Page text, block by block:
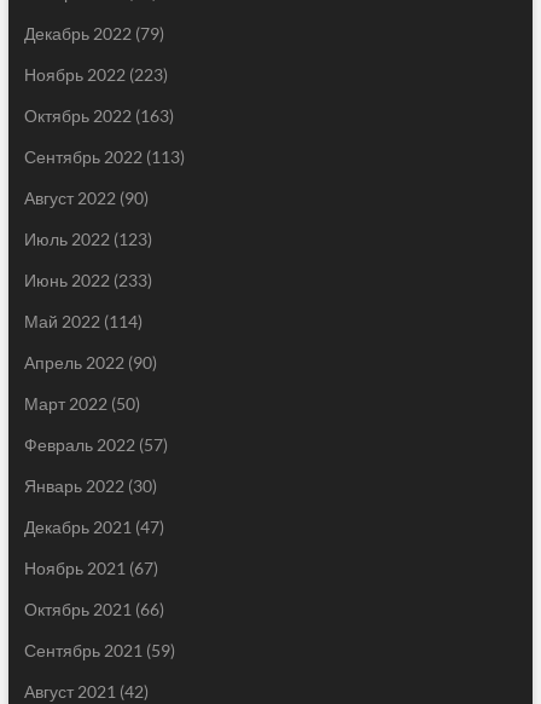
Декабрь 2022 (79)
Ноябрь 2022 (223)
Октябрь 2022 (163)
Сентябрь 2022 (113)
Август 2022 (90)
Июль 2022 (123)
Июнь 2022 (233)
Май 2022 (114)
Апрель 2022 (90)
Март 2022 (50)
Февраль 2022 (57)
Январь 2022 (30)
Декабрь 2021 (47)
Ноябрь 2021 (67)
Октябрь 2021 (66)
Сентябрь 2021 (59)
Август 2021 (42)